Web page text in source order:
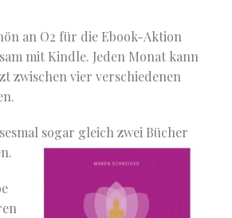
an O2 für die Ebook-Aktion
mit Kindle. Jeden Monat kann
zwischen vier verschiedenen
sogar gleich zwei Bücher